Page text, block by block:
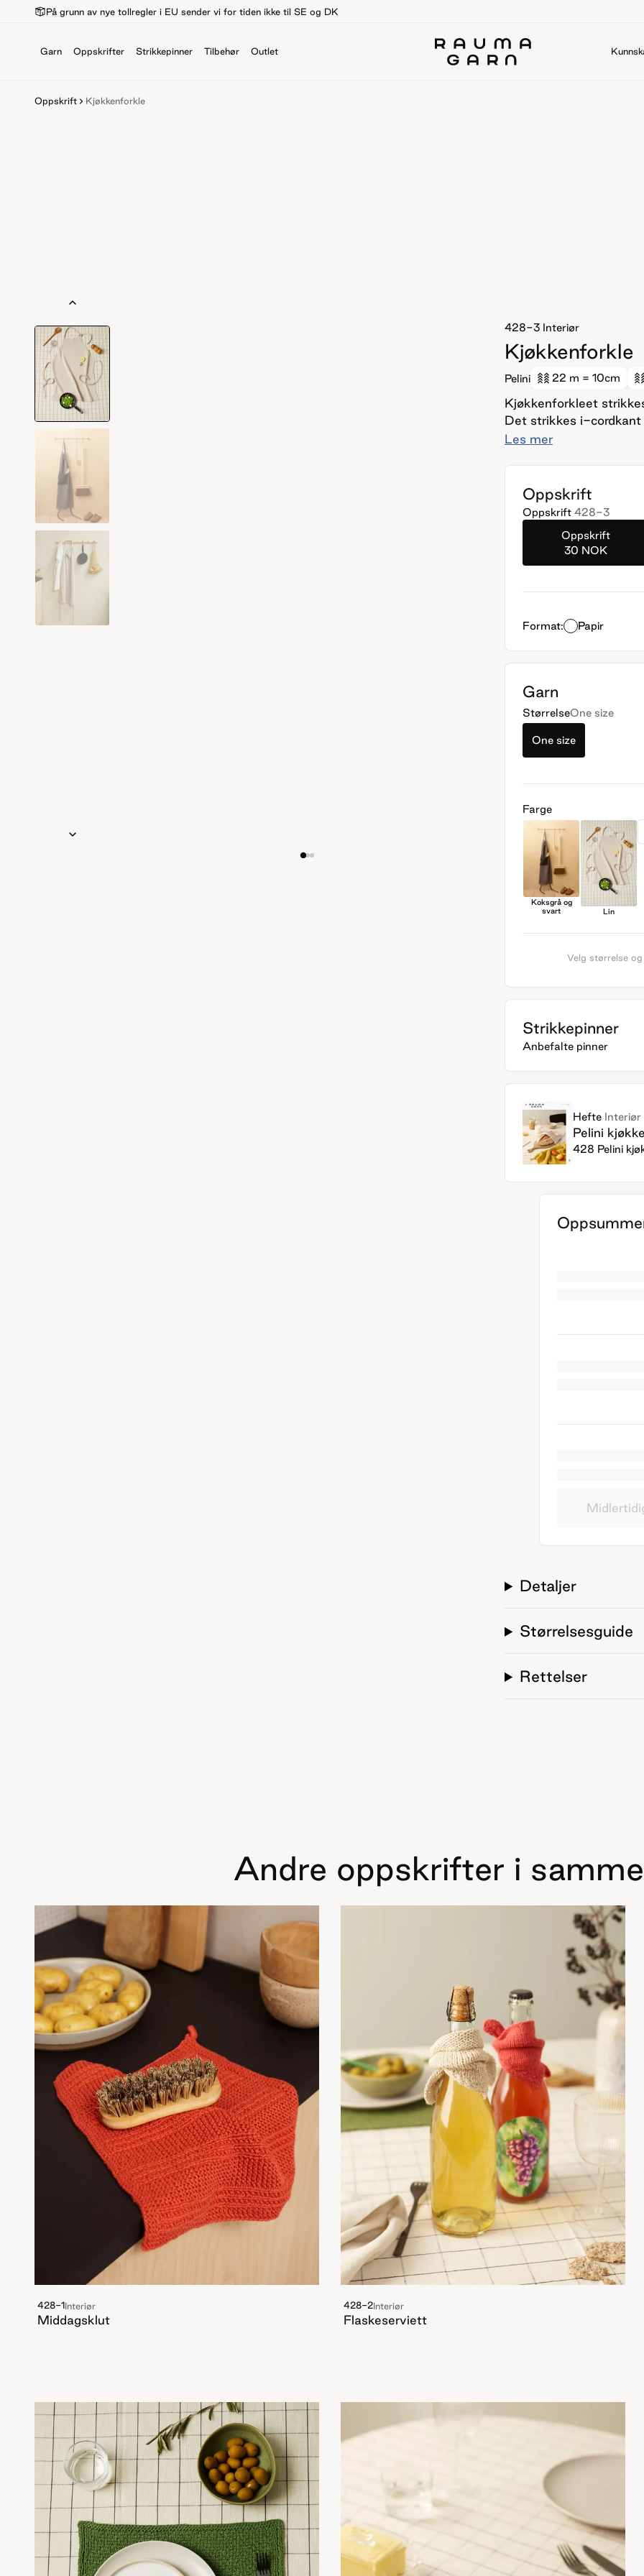
På grunn av nye tollregler i EU sender vi for tiden ikke til SE og DK
Garn Oppskrifter Strikkepinner Tilbehør Outlet
Oppskrift Kjøkkenforkle
428-3 Interiør
Kjøkkenforkle
Pelini 22 m = 10cm
Kjøkkenforkleet
Det strikkes i-cordkant
strikkes i dobbelstrikk,
lomme foran, strikkes
Les mer
Oppskrift
Oppskrift 428-3
Oppskrift
30 NOK
Format: Papir
Garn
StørrelseOne size
One size
Farge
Koksgrå og
svart
Lin
Velg størrelse
Strikkepinner
Anbefalte pinner
Hefte Interiør
Pelini
428 Pelini
Detaljer
Størrelsesguide
Rettelser
Andre oppskrifter i
428-1Interiør
Middagsklut
428-2Interiør
Flaskeserviett